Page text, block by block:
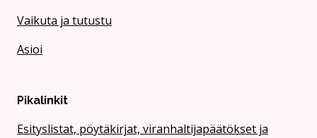
Vaikuta ja tutustu
Asioi
Pikalinkit
Esityslistat, pöytäkirjat, viranhaltijapäätökset ja